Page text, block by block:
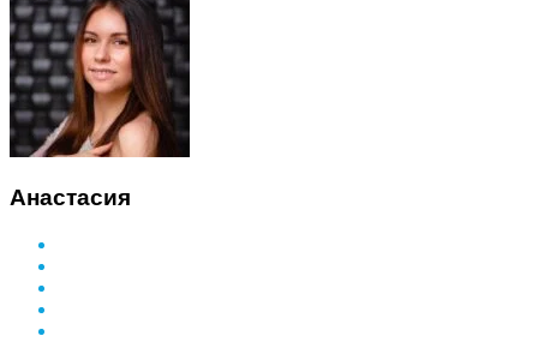
Анастасия